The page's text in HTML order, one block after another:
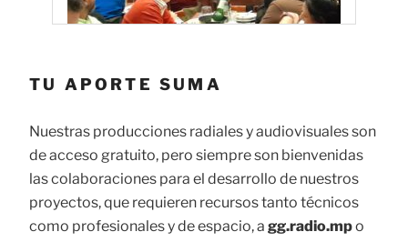
TU APORTE SUMA
Nuestras producciones radiales y audiovisuales son
de acceso gratuito, pero siempre son bienvenidas
las colaboraciones para el desarrollo de nuestros
proyectos, que requieren recursos tanto técnicos
como profesionales y de espacio, a gg.radio.mpo